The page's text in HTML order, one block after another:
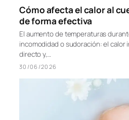
Cómo afecta el calor al
de forma efectiva
El aumento de temperaturas
incomodidad o sudoración: el
directo y,…
30/06/2026